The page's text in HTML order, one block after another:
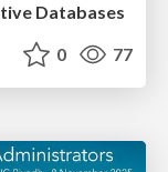
Databases
0 77